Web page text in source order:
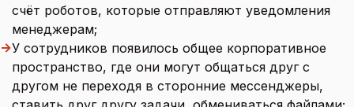
счёт роботов, которые отправляют уведомления
менеджерам;
→У сотрудников появилось общее корпоративное
пространство, где они могут общаться друг с
другом не переходя в сторонние мессенджеры,